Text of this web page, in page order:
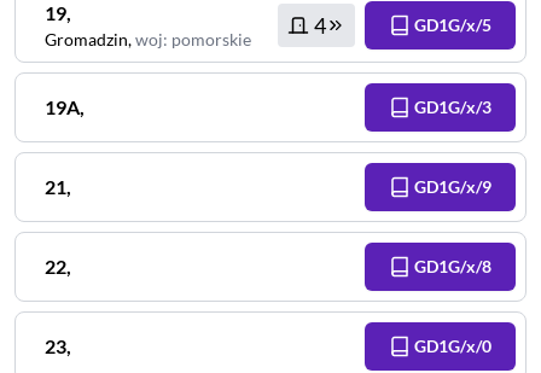
19,
Gromadzin,woj: pomorskie
4 GD1G/x/5
19A, GD1G/x/3
21, GD1G/x/9
22, GD1G/x/8
23, GD1G/x/0